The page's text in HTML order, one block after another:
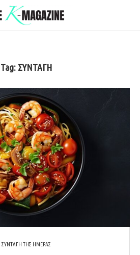
Tag: ΣΥΝΤΑΓΗ
ΣΥΝΤΑΓΗ ΤΗΣ ΗΜΕΡΑΣ